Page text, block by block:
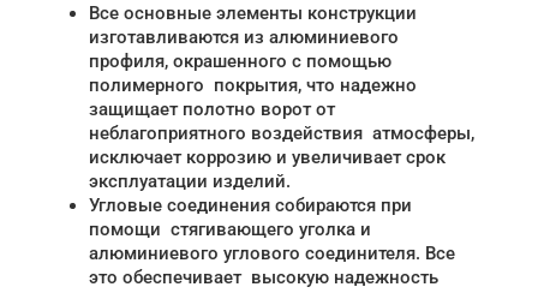
Все основные элементы конструкции
изготавливаются из алюминиевого
профиля, окрашенного с помощью
полимерного покрытия, что надежно
защищает полотно ворот от
неблагоприятного воздействия атмосферы,
исключает коррозию и увеличивает срок
эксплуатации изделий.
Угловые соединения собираются при
помощи стягивающего уголка и
алюминиевого углового соединителя. Все
это обеспечивает высокую надежность